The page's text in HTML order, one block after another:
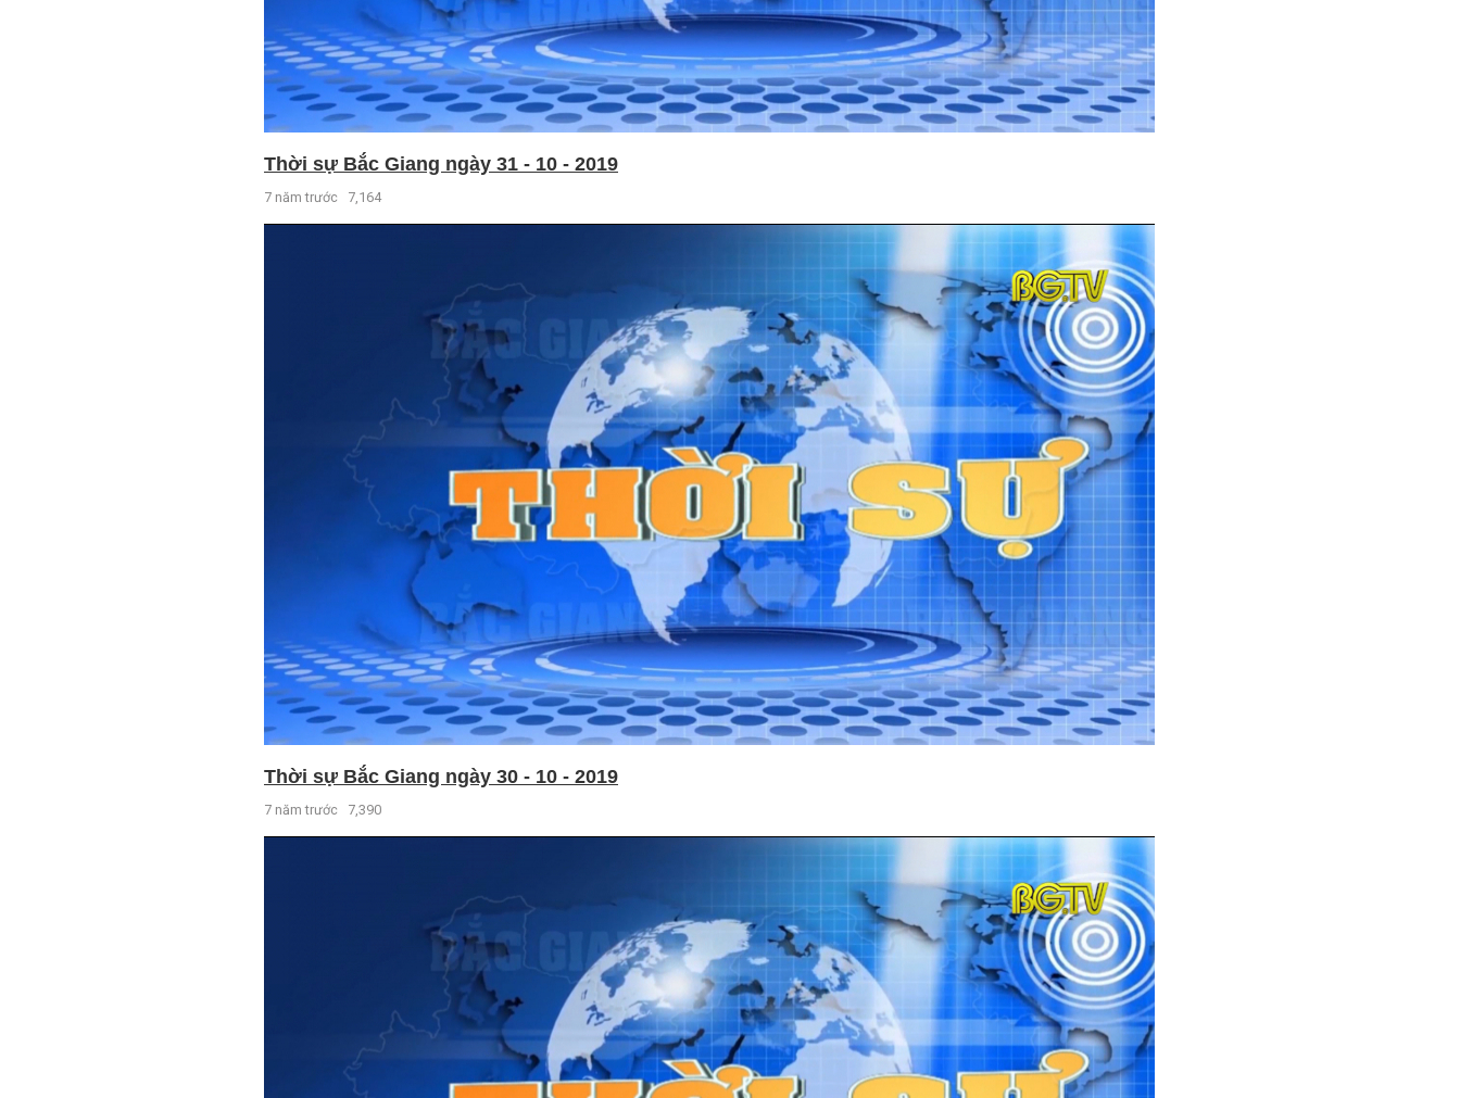
Thời sự Bắc Giang ngày 31 - 10 - 2019
7 năm trước 7,164
Thời sự Bắc Giang ngày 30 - 10 - 2019
7 năm trước 7,390